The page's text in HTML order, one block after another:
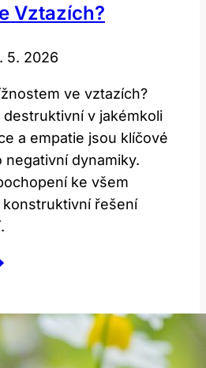
Vztazích?
5. 2026
ve vztazích?
v jakémkoli
a empatie jsou klíčové
dynamiky.
ke všem
konstruktivní řešení